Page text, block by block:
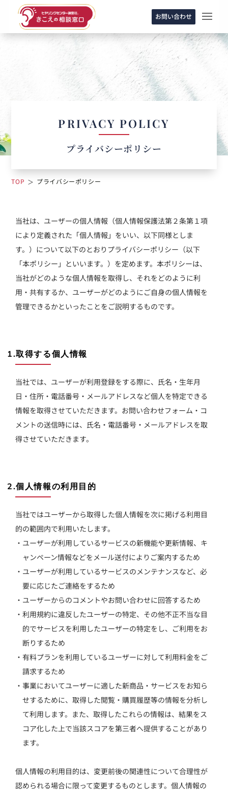
お問い合わせ
PRIVACY POLICY
プライバシーポリシー
TOP ＞ プライバシーポリシー
当社は、ユーザーの個人情報（個人情報保護法第２条第１項
により定義された「個人情報」をいい、以下同様としま
す。）について以下のとおりプライバシーポリシー（以下
「本ポリシー」といいます。）を定めます。本ポリシーは、
当社がどのような個人情報を取得し、それをどのように利
用・共有するか、ユーザーがどのようにご自身の個人情報を
管理できるかといったことをご説明するものです。
1.取得する個人情報
当社では、ユーザーが利用登録をする際に、氏名・生年月
日・住所・電話番号・メールアドレスなど個人を特定できる
情報を取得させていただきます。お問い合わせフォーム・コ
メントの送信時には、氏名・電話番号・メールアドレスを取
得させていただきます。
2.個人情報の利用目的
当社ではユーザーから取得した個人情報を次に掲げる利用目
的の範囲内で利用いたします。
・ユーザーが利用しているサービスの新機能や更新情報、キ
ャンペーン情報などをメール送付によりご案内するため
・ユーザーが利用しているサービスのメンテナンスなど、必
要に応じたご連絡をするため
・ユーザーからのコメントやお問い合わせに回答するため
・利用規約に違反したユーザーの特定、その他不正不当な目
的でサービスを利用したユーザーの特定をし、ご利用をお
断りするため
・有料プランを利用しているユーザーに対して利用料金をご
請求するため
・事業においてユーザーに適した新商品・サービスをお知ら
せするために、取得した閲覧・購買履歴等の情報を分析し
て利用します。また、取得したこれらの情報は、結果をス
コア化した上で当該スコアを第三者へ提供することがあり
ます。
個人情報の利用目的は、変更前後の関連性について合理性が
認められる場合に限って変更するものとします。個人情報の